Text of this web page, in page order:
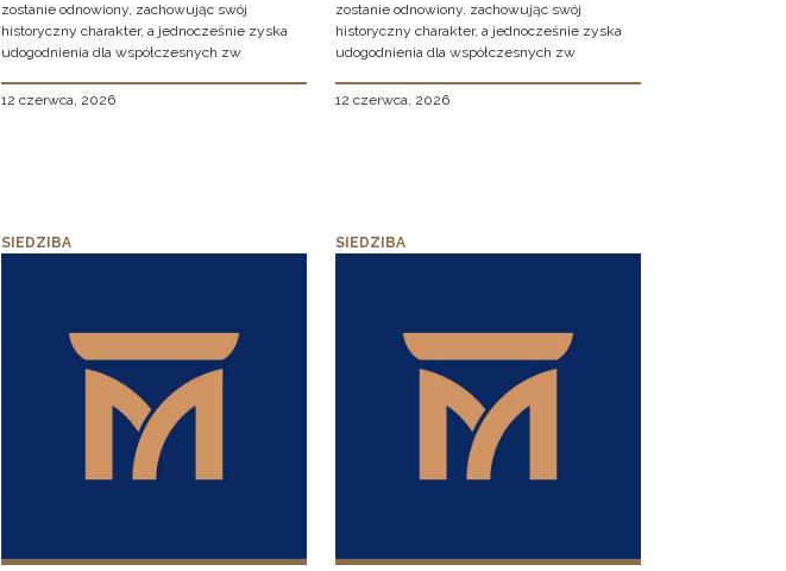
zostanie odnowiony, zachowując swój
historyczny charakter, a jednocześnie zyska
udogodnienia dla współczesnych zw
12 czerwca, 2026
zostanie odnowiony, zachowując swój
historyczny charakter, a jednocześnie zyska
udogodnienia dla współczesnych zw
12 czerwca, 2026
SIEDZIBA SIEDZIBA